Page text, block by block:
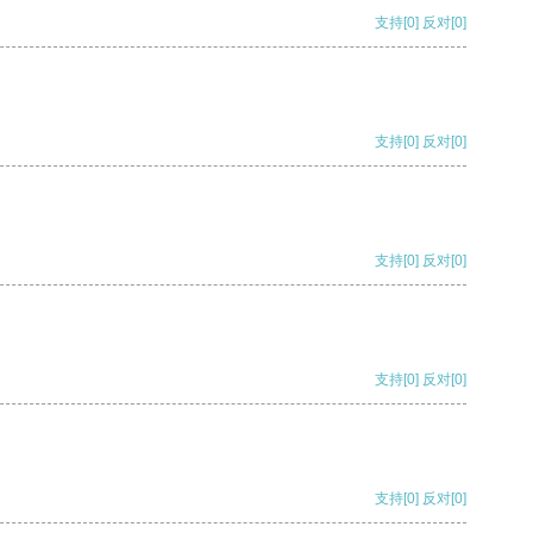
支持[0] 反对[0]
支持[0] 反对[0]
支持[0] 反对[0]
支持[0] 反对[0]
支持[0] 反对[0]